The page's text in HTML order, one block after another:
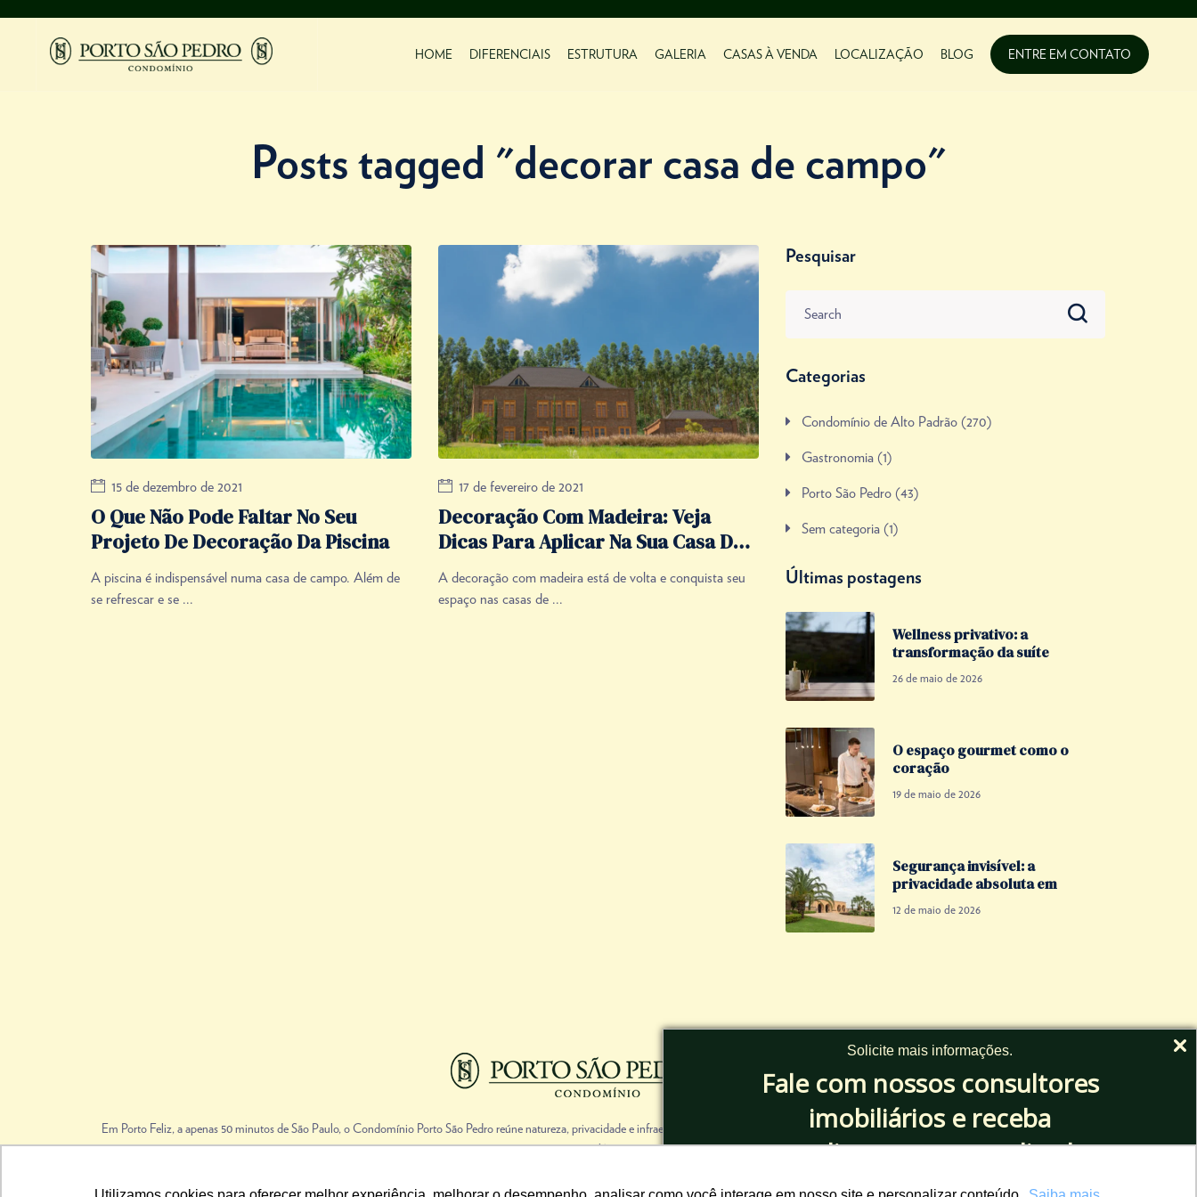
Solicite mais informações.
Fale com nossos consultores
imobiliários e r eceba
atendimento personalizado.
HOME DIFERENCIAIS ESTRUTURA GALERIA CASAS À VENDA LOCALIZAÇÃO BLOG ENTRE EM CONTATO
Posts tagged "decorar casa de campo"
15 de dezembro de 2021
O Que Não Pode Faltar No Seu
Projeto De Decoração Da Piscina
A piscina é indispensável numa casa de campo. Além de
se refrescar e se ...
17 de fevereiro de 2021
Decoração Com Madeira: Veja
Dicas Para Aplicar Na Sua Casa De
Campo
A decoração com madeira está de volta e conquista seu
espaço nas casas de ...
Pesquisar
Categorias
Condomínio de Alto Padrão (270)
Gastronomia (1)
Porto São Pedro (43)
Sem categoria (1)
Últimas postagens
Wellness privativo: a
transformação da suíte
26 de maio de 2026
O espaço gourmet como o
coração
19 de maio de 2026
Segurança invisível: a
privacidade absoluta em
12 de maio de 2026
Em Porto Feliz, a apenas 50 minutos de São Paulo, o Condomínio Porto São Pedro reúne natureza, privacidade e infraestrutura completa de clube em um dos empreendimentos de alto padrão mais exclusivos da
região.